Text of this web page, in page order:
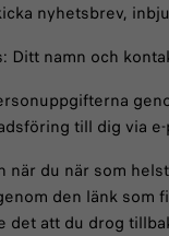
nyhetsbrev,
Ditt namn och
till dig via
när du när som
den länk
att du drog